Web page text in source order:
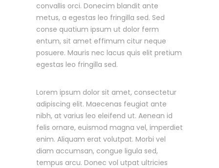
convallis orci. Donecim blandit ante
metus, a egestas leo fringilla sed. Sed
conse quatium ipsum ut dolor ferm
entum, sit amet effimum citur neque
posuere. Mauris nec lacus quis elit pretium
egestas leo fringilla sed.
Lorem ipsum dolor sit amet, consectetur
adipiscing elit. Maecenas feugiat ante
nibh, at varius leo eleifend ut. Aenean id
felis ornare, euismod magna vel, imperdiet
enim. Aliquam erat volutpat. Morbi vel
diam accumsan, congue ligula sed,
tempus arcu. Donec vol utpat ultricies